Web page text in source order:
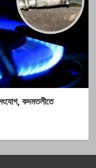
কদমতলীতে